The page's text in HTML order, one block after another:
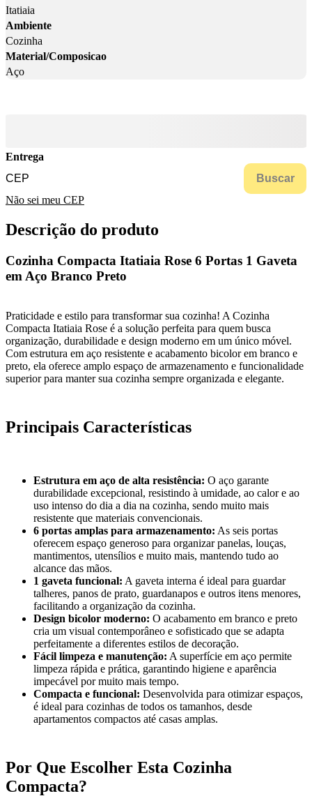
Itatiaia
Ambiente
Cozinha
Material/Composicao
Aço
Entrega
Buscar
Não sei meu CEP
Descrição do produto
Cozinha Compacta Itatiaia Rose 6 Portas 1 Gaveta
em Aço Branco Preto
Praticidade e estilo para transformar sua cozinha! A Cozinha
Compacta Itatiaia Rose é a solução perfeita para quem busca
organização, durabilidade e design moderno em um único móvel.
Com estrutura em aço resistente e acabamento bicolor em branco e
preto, ela oferece amplo espaço de armazenamento e funcionalidade
superior para manter sua cozinha sempre organizada e elegante.
Principais Características
Estrutura em aço de alta resistência: O aço garante
durabilidade excepcional, resistindo à umidade, ao calor e ao
uso intenso do dia a dia na cozinha, sendo muito mais
resistente que materiais convencionais.
6 portas amplas para armazenamento: As seis portas
oferecem espaço generoso para organizar panelas, louças,
mantimentos, utensílios e muito mais, mantendo tudo ao
alcance das mãos.
1 gaveta funcional: A gaveta interna é ideal para guardar
talheres, panos de prato, guardanapos e outros itens menores,
facilitando a organização da cozinha.
Design bicolor moderno: O acabamento em branco e preto
cria um visual contemporâneo e sofisticado que se adapta
perfeitamente a diferentes estilos de decoração.
Fácil limpeza e manutenção: A superfície em aço permite
limpeza rápida e prática, garantindo higiene e aparência
impecável por muito mais tempo.
Compacta e funcional: Desenvolvida para otimizar espaços,
é ideal para cozinhas de todos os tamanhos, desde
apartamentos compactos até casas amplas.
Por Que Escolher Esta Cozinha
Compacta?